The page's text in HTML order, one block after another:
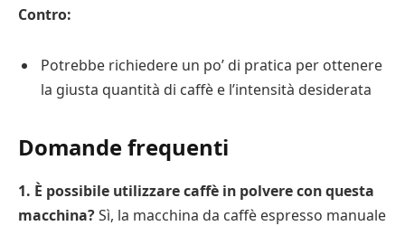
Contro:
Potrebbe richiedere un po’ di pratica per ottenere
la giusta quantità di caffè e l’intensità desiderata
Domande frequenti
1. È possibile utilizzare caffè in polvere con questa
macchina?Sì, la macchina da caffè espresso manuale